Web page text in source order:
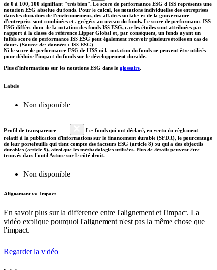
de 0 à 100, 100 signifiant "très bien". Le score de performance ESG d'ISS représente une
notation ESG absolue du fonds. Pour le calcul, les notations individuelles des entreprises
dans les domaines de l'environnement, des affaires sociales et de la gouvernance
d'entreprise sont combinées et agrégées au niveau du fonds. Le score de performance ISS
ESG diffère donc de la notation des fonds ISS ESG, car les étoiles sont attribuées par
rapport à la classe de référence Lipper Global et, par conséquent, un fonds ayant un
faible score de performance ISS ESG peut également recevoir plusieurs étoiles en cas de
doute. (Source des données : ISS ESG)
Ni le score de performance ESG de l'ISS ni la notation du fonds ne peuvent être utilisés
pour déduire l'impact du fonds sur le développement durable.
Plus d'informations sur les notations ESG dans le glossaire.
Labels
Non disponible
Profil de transparence
Les fonds qui ont déclaré, en vertu du règlement
relatif à la publication d'informations sur le financement durable (SFDR), le pourcentage
de leur portefeuille qui tient compte des facteurs ESG (article 8) ou qui a des objectifs
durables (article 9), ainsi que les méthodologies utilisées. Plus de détails peuvent être
trouvés dans l'outil Astuce sur le côté droit.
Non disponible
Alignement vs. Impact
En savoir plus sur la différence entre l'alignement et l'impact. La
vidéo explique pourquoi l'alignement n'est pas la même chose que
l'impact.
Regarder la vidéo